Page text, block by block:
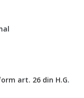
art. 26 din H.G.